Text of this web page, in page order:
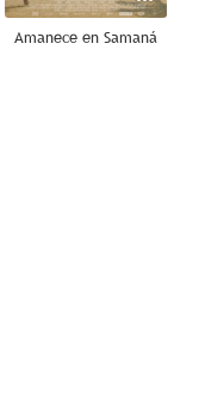
Amanece en Samaná